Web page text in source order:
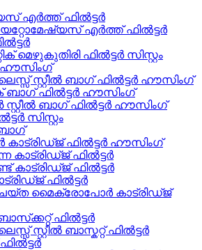
എർത്ത് ഫിൽട്ടർ
എർത്ത് ഫിൽട്ടർ
മെഴുകുതിരി ഫിൽട്ടർ സിസ്റ്റം
ഹൗസിംഗ്
സ്റ്റീൽ ബാഗ് ഫിൽട്ടർ ഹൗസിംഗ്
ബാഗ് ഫിൽട്ടർ ഹൗസിംഗ്
ബാഗ് ഫിൽട്ടർ ഹൗസിംഗ്
സിസ്റ്റം
ഫിൽട്ടർ ഹൗസിംഗ്
കാട്രിഡ്ജ് ഫിൽട്ടർ
കാട്രിഡ്ജ് ഫിൽട്ടർ
ഫിൽട്ടർ
മൈക്രോപോർ കാട്രിഡ്ജ്
ഫിൽട്ടർ
സ്റ്റീൽ ബാസ്കറ്റ് ഫിൽട്ടർ
ഫിൽട്ടർ